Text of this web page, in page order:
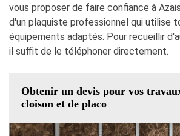
vous proposer de faire confiance à
d'un plaquiste professionnel qui utilise
équipements adaptés. Pour recueillir
il suffit de le téléphoner directement.
Obtenir un devis pour vos
cloison et de placo